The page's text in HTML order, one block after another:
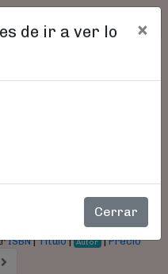
de ir a ver lo
×
Cerrar
ISBN|Título| Autor |Precio